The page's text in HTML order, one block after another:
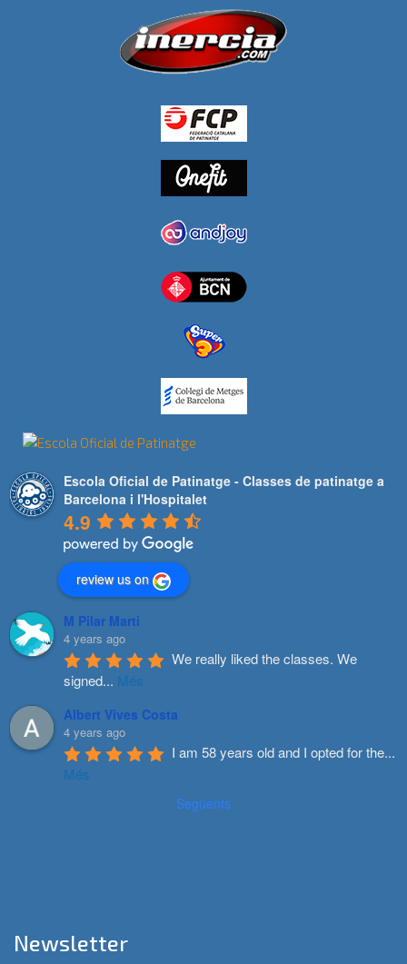
Escola Oficial de Patinatge - Classes de patinatge a
Barcelona i l'Hospitalet
4.9
review us on
M Pilar Marti
4 years ago
We really liked the classes. We
signed... Més
Albert Vives Costa
4 years ago
I am 58 years old and I opted for the...
Més
Següents
Newsletter